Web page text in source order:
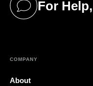
For
(opens in a
COMPANY
About